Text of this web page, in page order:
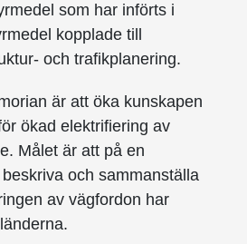
som har införts i
kopplade till
och trafikplanering.
är att öka kunskapen
ökad elektrifiering av
Målet är att på en
och sammanställa
av vägfordon har